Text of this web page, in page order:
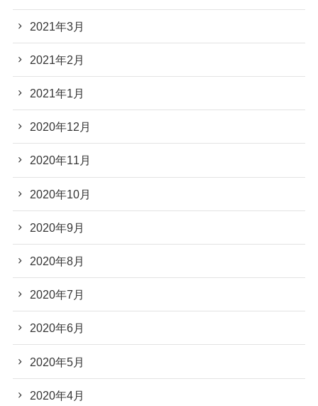
2021年3月
2021年2月
2021年1月
2020年12月
2020年11月
2020年10月
2020年9月
2020年8月
2020年7月
2020年6月
2020年5月
2020年4月